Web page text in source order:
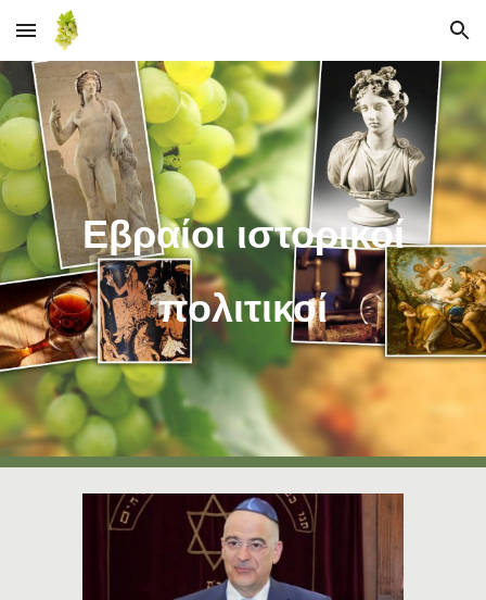
Skip to main content Skip to navigation
Εβραίοι ιστορικοί
πολιτικοί